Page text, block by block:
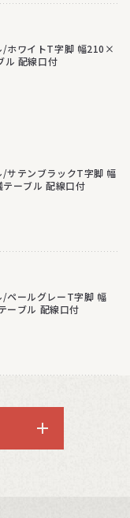
/ホワイトT字脚 幅210×
ル 配線口付
サテンブラックT字脚 幅
ーブル 配線口付
/ペールグレーT字脚 幅
ーブル 配線口付